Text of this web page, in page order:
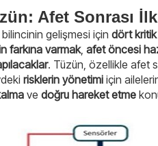
Afet Sonrası
bilincinin gelişmesi için dört kritik
farkına varmak, afet öncesi
. Tüzün, özellikle afet
risklerin yönetimi için
ve doğru hareket etme